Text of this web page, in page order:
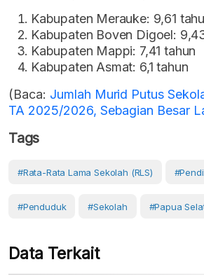
Kabupaten Merauke: 9,61
Kabupaten Boven Digoel:
Kabupaten Mappi: 7,41 tahun
Kabupaten Asmat: 6,1 tahun
(Baca: Jumlah Murid Putus
TA 2025/2026, Sebagian Besar
Tags
#Rata-Rata Lama Sekolah (RLS)
#Penduduk #Sekolah #Papua
Data Terkait